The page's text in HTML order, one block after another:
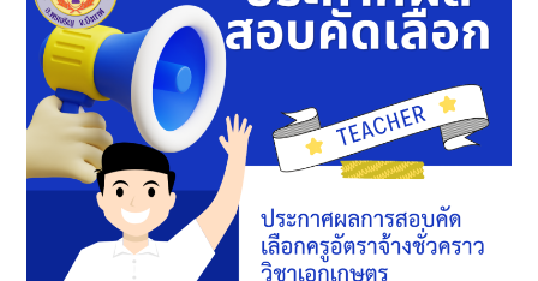
การ
สอบ
คัก
เลือก
ครู
อัตรา
จ้าง